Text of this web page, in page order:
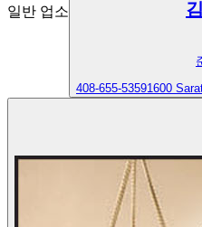
일반 업소
408-655-53591600